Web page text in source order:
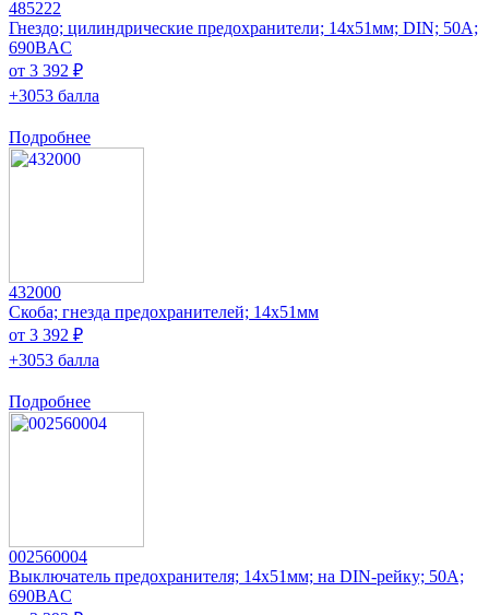
485222
Гнездо; цилиндрические предохранители; 14x51мм; DIN; 50А;
690ВAC
от 3 392 ₽
+3053 балла
Подробнее
432000
Скоба; гнезда предохранителей; 14x51мм
от 3 392 ₽
+3053 балла
Подробнее
002560004
Выключатель предохранителя; 14x51мм; на DIN-рейку; 50А;
690ВAC